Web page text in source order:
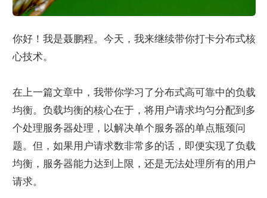
你好！我是聂鹏程。今天，我来继续带你打卡分布式核
心技术。
在上一篇文章中，我带你学习了分布式高可靠中的负载
均衡。负载均衡的核心在于，将用户请求均匀分配到多
个处理服务器处理，以解决单个服务器的单点瓶颈问
题。但，如果用户请求数非常多的话，即便实现了负载
均衡，服务器能力达到上限，还是无法处理所有的用户
请求。